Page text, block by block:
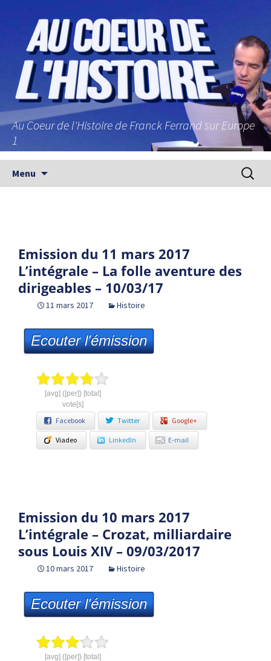
Au Coeur de l'Histoire de Franck Ferrand sur Europe
1
Menu
Emission du 11 mars 2017
L’intégrale – La folle aventure des
dirigeables – 10/03/17
11 mars 2017 Histoire
Ecouter l'émission
[avg] ([per]) [total]
vote[s]
Facebook Twitter Google+
Viadeo LinkedIn E-mail
Emission du 10 mars 2017
L’intégrale – Crozat, milliardaire
sous Louis XIV – 09/03/2017
10 mars 2017 Histoire
Ecouter l'émission
[avg] ([per]) [total]